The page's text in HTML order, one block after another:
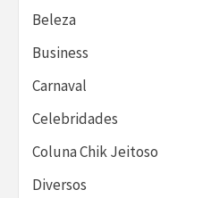
Beleza
Business
Carnaval
Celebridades
Coluna Chik Jeitoso
Diversos